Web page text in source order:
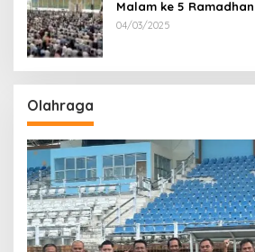
Malam ke 5 Ramadhan
04/03/2025
Olahraga